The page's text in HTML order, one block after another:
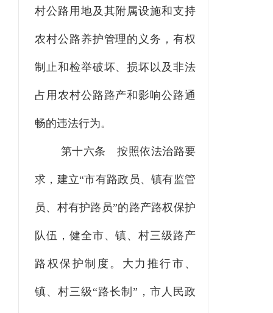
村公路用地及其附属设施和支持
农村公路养护管理的义务，有权
制止和检举破坏、损坏以及非法
占用农村公路路产和影响公路通
畅的违法行为。
第十六条 按照依法治路要
求，建立“市有路政员、镇有监管
员、村有护路员”的路产路权保护
队伍，健全市、镇、村三级路产
路权保护制度。大力推行市、
镇、村三级“路长制”，市人民政